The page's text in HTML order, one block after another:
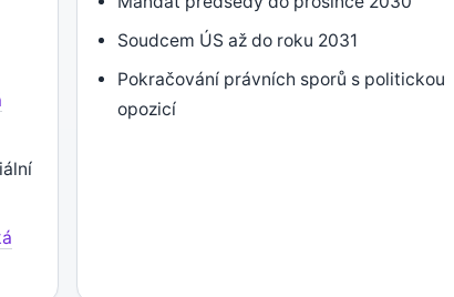
Soudcem ÚS až do roku 2031
Pokračování právních sporů s politickou
opozicí